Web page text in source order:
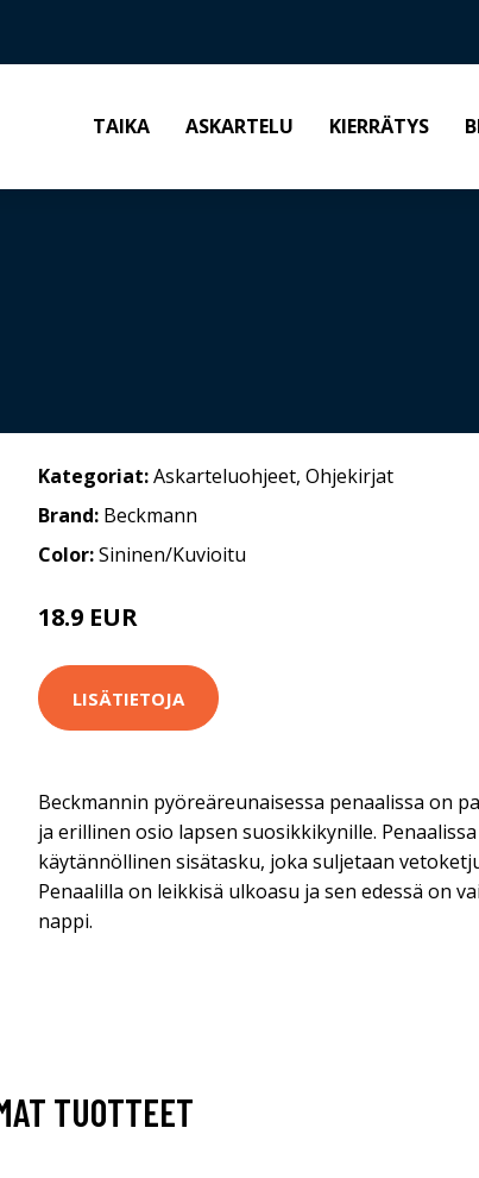
TAIKA ASKARTELU KIERRÄTYS
Kategoriat:Askarteluohjeet, Ohjekirjat
Brand: Beckmann
Color:Sininen/Kuvioitu
18.9 EUR
LISÄTIETOJA
Beckmannin pyöreäreunaisessa penaalissa on
ja erillinen osio lapsen suosikkikynille.
käytännöllinen sisätasku, joka suljetaan
Penaalilla on leikkisä ulkoasu ja sen edessä on
nappi.
TUOTTEET